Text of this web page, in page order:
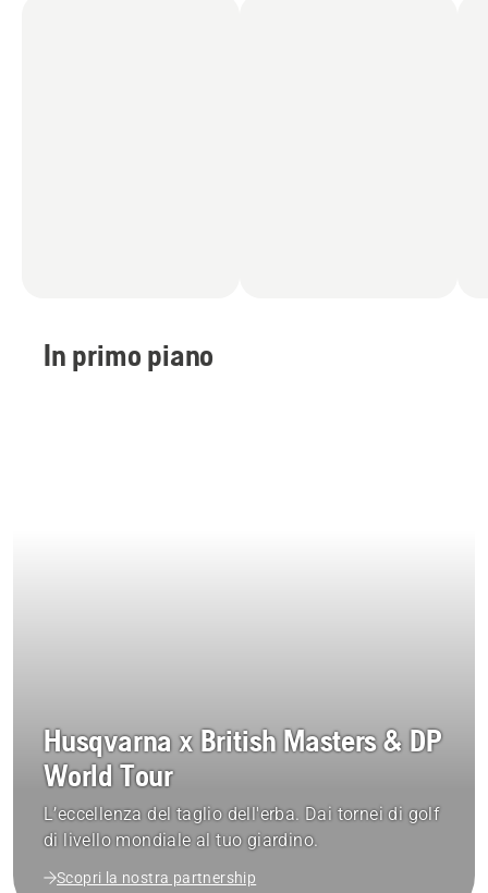
In primo piano
Husqvarna x British Masters & DP
World Tour
L’eccellenza del taglio dell'erba. Dai tornei di golf
di livello mondiale al tuo giardino.
Scopri la nostra partnership